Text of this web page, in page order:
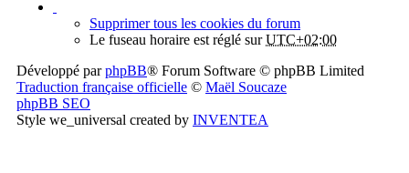
Supprimer tous les cookies du forum
Le fuseau horaire est réglé surUTC+02:00
Développé parphpBB® Forum Software © phpBB Limited
Traduction française officielle © Maël Soucaze
phpBB SEO
Style we_universal created by INVENTEA